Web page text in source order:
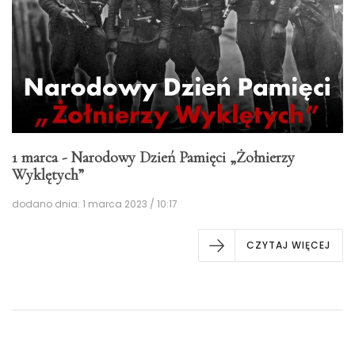
1 marca - Narodowy Dzień Pamięci „Żołnierzy
Wyklętych”
dodano dnia: 1 marca 2023 / 10:17
CZYTAJ WIĘCEJ